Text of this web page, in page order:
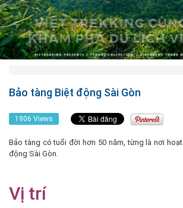
Bảo tàng Biệt động Sài Gòn
1906 Views
Bảo tàng có tuổi đời hơn 50 năm, từng là nơi
động Sài Gòn.
Vị trí